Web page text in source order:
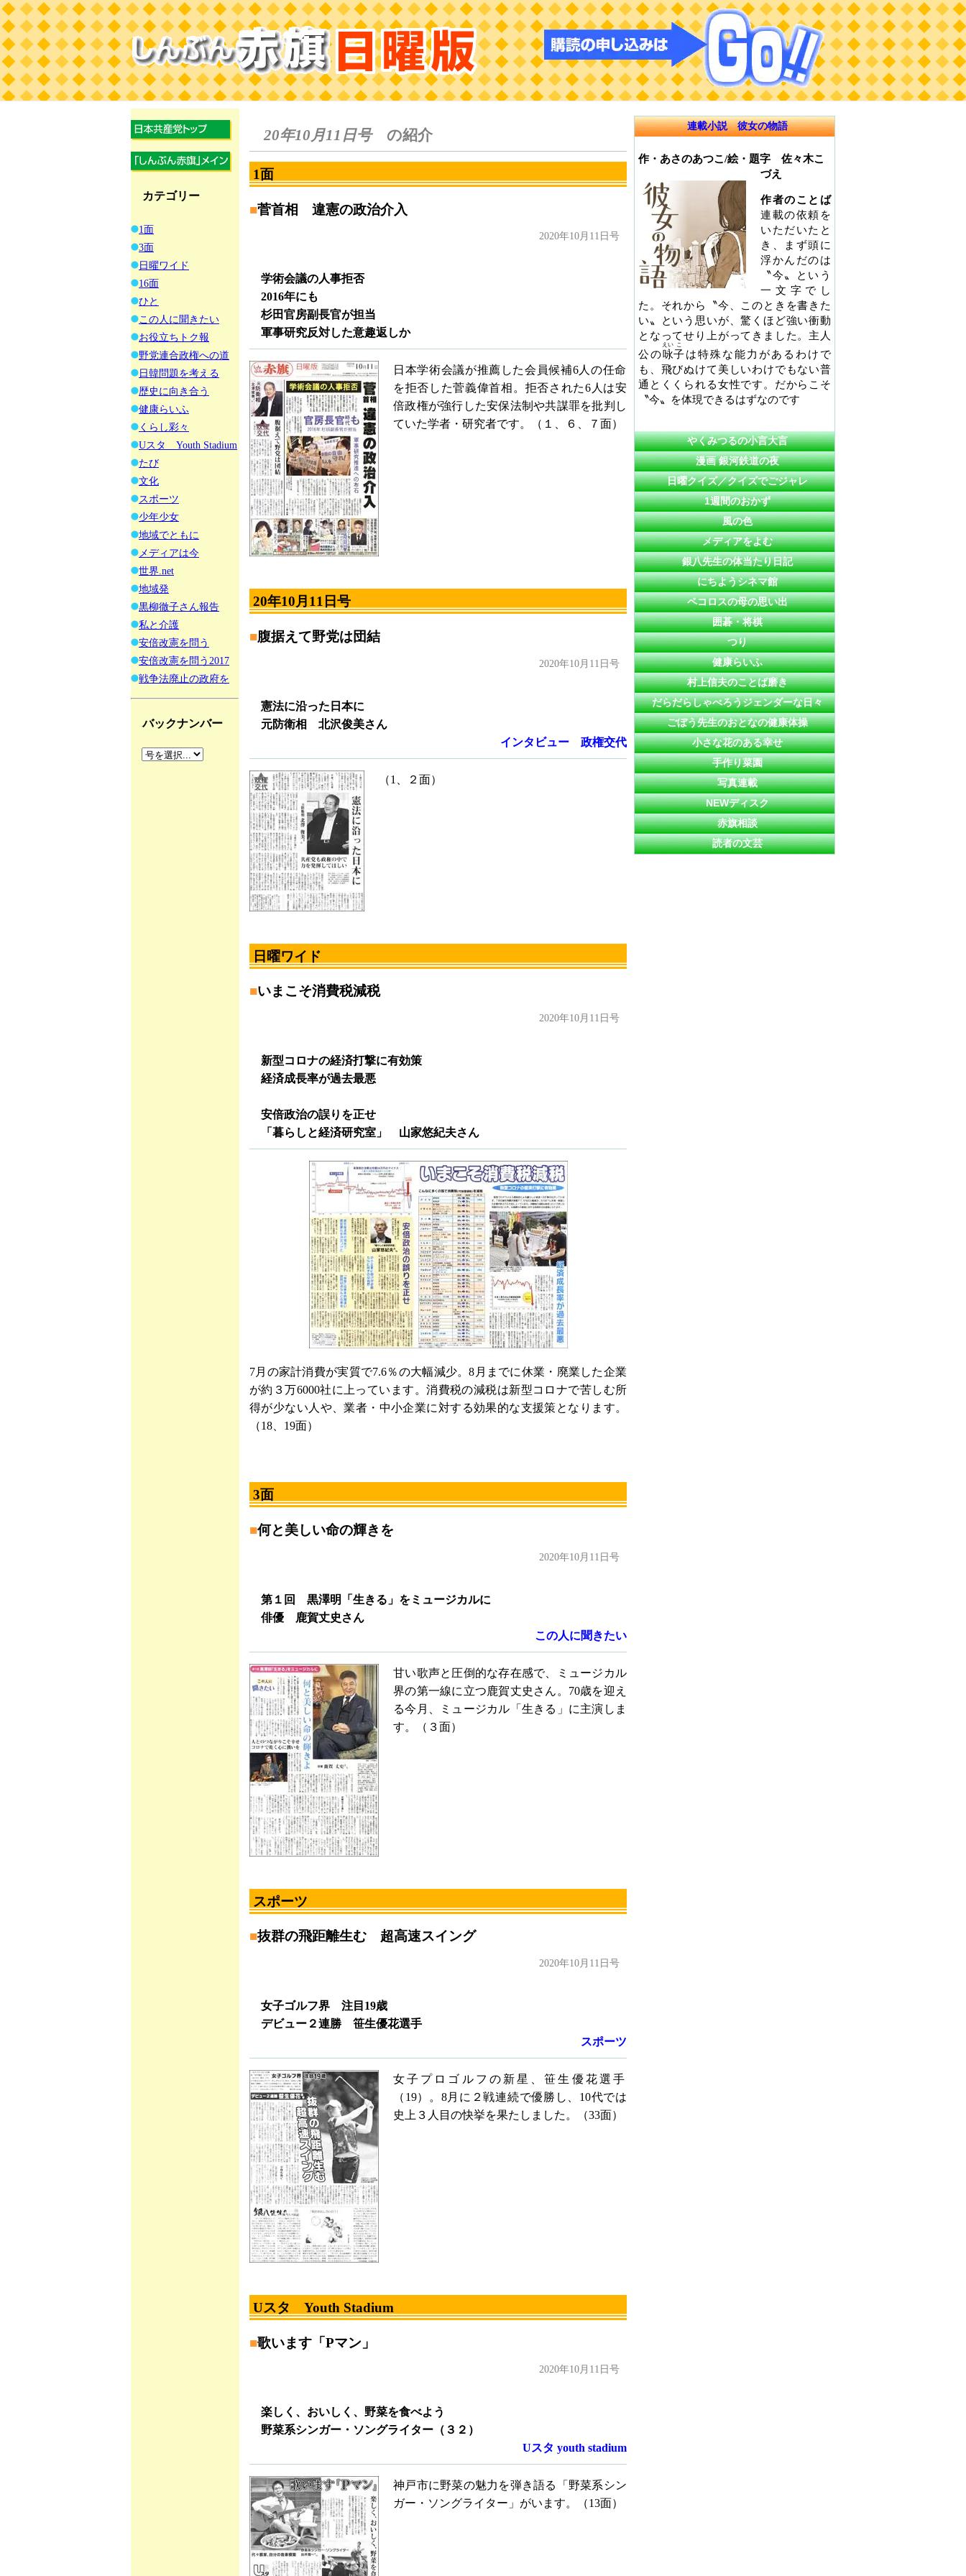
カテゴリー
1面
3面
日曜ワイド
16面
ひと
この人に聞きたい
お役立ちトク報
野党連合政権への道
日韓問題を考える
歴史に向き合う
健康らいふ
くらし彩々
Uスタ Youth Stadium
たび
文化
スポーツ
少年少女
地域でともに
メディアは今
世界.net
地域発
黒柳徹子さん報告
私と介護
安倍改憲を問う
安倍改憲を問う2017
戦争法廃止の政府を
バックナンバー
20年10月11日号の紹介
1面
■菅首相 違憲の政治介入
2020年10月11日号
学術会議の人事拒否
2016年にも
杉田官房副長官が担当
軍事研究反対した意趣返しか
日本学術会議が推薦した会員候補6人の任命
を拒否した菅義偉首相。拒否された6人は安
倍政権が強行した安保法制や共謀罪を批判し
ていた学者・研究者です。（１、６、７面）
20年10月11日号
■腹据えて野党は団結
2020年10月11日号
憲法に沿った日本に
元防衛相 北沢俊美さん
インタビュー 政権交代
（1、２面）
日曜ワイド
■いまこそ消費税減税
2020年10月11日号
新型コロナの経済打撃に有効策
経済成長率が過去最悪
安倍政治の誤りを正せ
「暮らしと経済研究室」 山家悠紀夫さん
7月の家計消費が実質で7.6％の大幅減少。8月までに休業・廃業した企業
が約３万6000社に上っています。消費税の減税は新型コロナで苦しむ所
得が少ない人や、業者・中小企業に対する効果的な支援策となります。
（18、19面）
3面
■何と美しい命の輝きを
2020年10月11日号
第１回 黒澤明「生きる」をミュージカルに
俳優 鹿賀丈史さん
この人に聞きたい
甘い歌声と圧倒的な存在感で、ミュージカル
界の第一線に立つ鹿賀丈史さん。70歳を迎え
る今月、ミュージカル「生きる」に主演しま
す。（３面）
スポーツ
■抜群の飛距離生む 超高速スイング
2020年10月11日号
女子ゴルフ界 注目19歳
デビュー２連勝 笹生優花選手
スポーツ
女子プロゴルフの新星、笹生優花選手
（19）。8月に２戦連続で優勝し、10代では
史上３人目の快挙を果たしました。（33面）
Uスタ Youth Stadium
■歌います「Pマン」
2020年10月11日号
楽しく、おいしく、野菜を食べよう
野菜系シンガー・ソングライター（３２）
Uスタ youth stadium
神戸市に野菜の魅力を弾き語る「野菜系シン
ガー・ソングライター」がいます。（13面）
連載小説 彼女の物語
作・あさのあつこ/絵・題字 佐々木こ
づえ
作者のことば
連載の依頼を
いただいたと
き、まず頭に
浮かんだのは
〝今〟という
一文字でし
た。それから〝今、このときを書きた
い〟という思いが、驚くほど強い衝動
となってせり上がってきました。主人
公の咏
えい
子
こ
は特殊な能力があるわけで
も、飛びぬけて美しいわけでもない普
通とくくられる女性です。だからこそ
〝今〟を体現できるはずなのです
やくみつるの小言大言
漫画 銀河鉄道の夜
日曜クイズ／クイズでごジャレ
1週間のおかず
風の色
メディアをよむ
銀八先生の体当たり日記
にちようシネマ館
ペコロスの母の思い出
囲碁・将棋
つり
健康らいふ
村上信夫のことば磨き
だらだらしゃべろうジェンダーな日々
ごぼう先生のおとなの健康体操
小さな花のある幸せ
手作り菜園
写真連載
NEWディスク
赤旗相談
読者の文芸